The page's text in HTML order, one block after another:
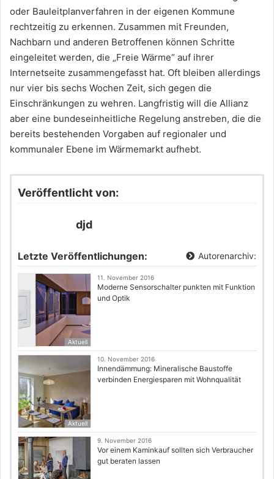
oder Bauleitplanverfahren in der eigenen Kommune
rechtzeitig zu erkennen. Zusammen mit Freunden,
Nachbarn und anderen Betroffenen können Schritte
eingeleitet werden, die „Freie Wärme“ auf ihrer
Internetseite zusammengefasst hat. Oft bleiben allerdings
nur vier bis sechs Wochen Zeit, sich gegen die
Einschränkungen zu wehren. Langfristig will die Allianz
aber eine bundeseinheitliche Regelung anstreben, die die
bereits bestehenden Vorgaben auf regionaler und
kommunaler Ebene im Wärmemarkt aufhebt.
Veröffentlicht von:
djd
Letzte Veröffentlichungen: Autorenarchiv:
Aktuell
11. November 2016
Moderne Sensorschalter punkten mit Funktion
und Optik
Aktuell
10. November 2016
Innendämmung: Mineralische Baustoffe
verbinden Energiesparen mit Wohnqualität
9. November 2016
Vor einem Kaminkauf sollten sich Verbraucher
gut beraten lassen